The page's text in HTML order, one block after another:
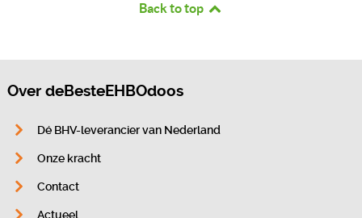
Back to top
Over deBesteEHBOdoos
Dé BHV-leverancier van Nederland
Onze kracht
Contact
Actueel